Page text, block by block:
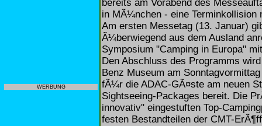
WERBUNG
bereits am Vorabend des
in MÃ¼nchen - eine Terminkollision
Am ersten Messetag (13. Januar)
Ã¼berwiegend aus dem Ausland
Symposium "Camping in Europa"
Den Abschluss des Programms
Benz Museum am
fÃ¼r die ADAC-GÃ¤ste am neuen
Sightseeing-Packages bereit. Die
innovativ" eingestuften Top-
festen Bestandteilen der CMT-